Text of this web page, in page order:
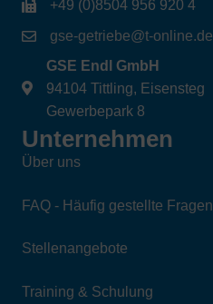
+49 (0)8504 956 920 4
gse-getriebe@t-online.de
GSE Endl GmbH
94104 Tittling, Eisensteg
Gewerbepark 8
Unternehmen
Über uns
FAQ - Häufig gestellte Fragen
Stellenangebote
Training & Schulung